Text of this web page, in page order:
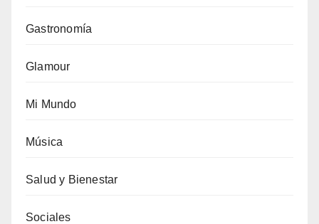
Gastronomía
Glamour
Mi Mundo
Música
Salud y Bienestar
Sociales